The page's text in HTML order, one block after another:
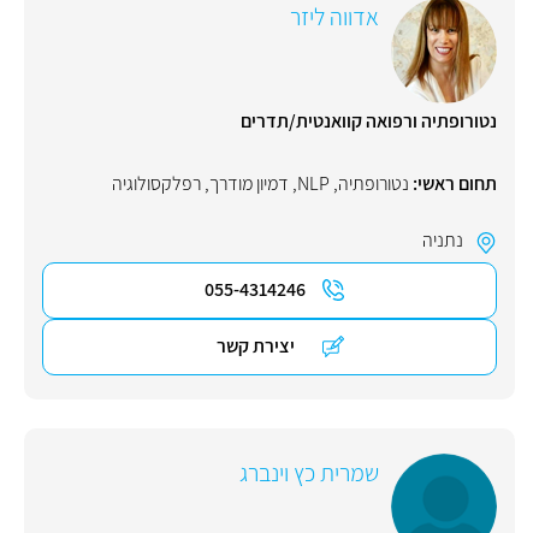
אדווה ליזר
נטורופתיה ורפואה קוואנטית/תדרים
תחום ראשי: נטורופתיה,
NLP
, דמיון מודרך,רפלקסולוגיה
נתניה
055-4314246
יצירת קשר
שמרית כץ וינברג